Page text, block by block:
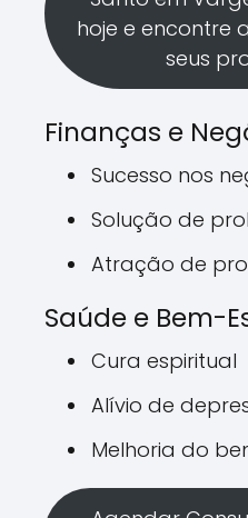
hoje e encontre
seus
Finanças e
Sucesso nos
Solução de
Atração de
Saúde e Bem-
Cura espiritual
Alívio de
Melhoria do